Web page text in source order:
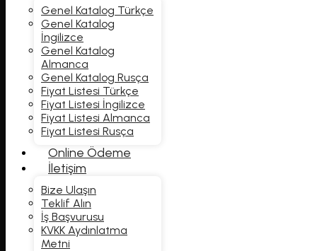
Genel Katalog Türkçe
Genel Katalog
İngilizce
Genel Katalog
Almanca
Genel Katalog Rusça
Fiyat Listesi Türkçe
Fiyat Listesi İngilizce
Fiyat Listesi Almanca
Fiyat Listesi Rusça
Online Ödeme
İletişim
Bize Ulaşın
Teklif Alın
İş Başvurusu
KVKK Aydınlatma
Metni
Müşteri Memnuniyeti
Kaliteden ödün vermeden zamanında ve sorunsuz teslimat.